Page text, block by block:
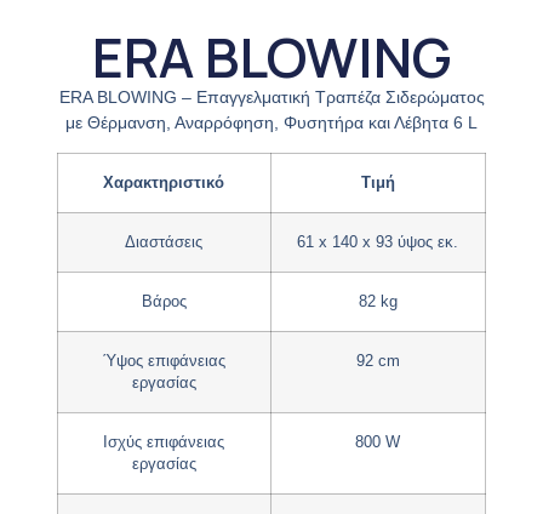
ERA BLOWING
ERA BLOWING – Επαγγελματική Τραπέζα Σιδερώματος
με Θέρμανση, Αναρρόφηση, Φυσητήρα και Λέβητα 6 L
Χαρακτηριστικό Τιμή
Διαστάσεις 61 x 140 x 93 ύψος εκ.
Βάρος 82 kg
Ύψος επιφάνειας
εργασίας
92 cm
Ισχύς επιφάνειας
εργασίας
800 W